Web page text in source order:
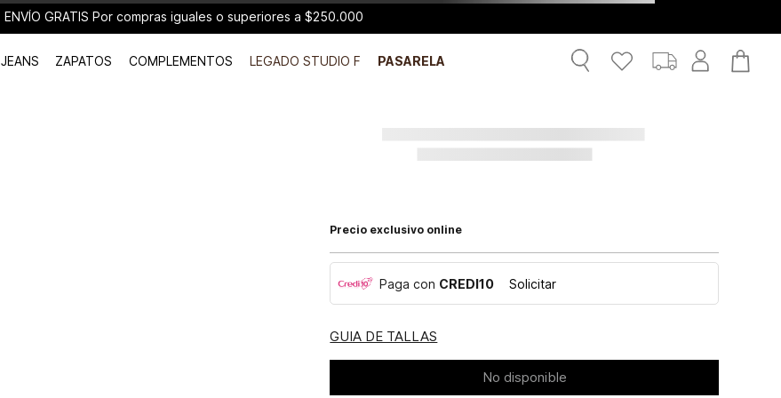
ENVÍO GRATIS Por compras iguales o superiores a $250.000
JEANS ZAPATOS COMPLEMENTOS LEGADO STUDIO F PASARELA
Precio exclusivo online
Paga con CREDI10 Solicitar
GUIA DE TALLAS
No disponible